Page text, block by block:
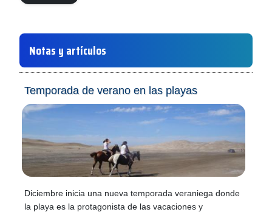
Notas y artículos
Temporada de verano en las playas
Diciembre inicia una nueva temporada veraniega donde
la playa es la protagonista de las vacaciones y